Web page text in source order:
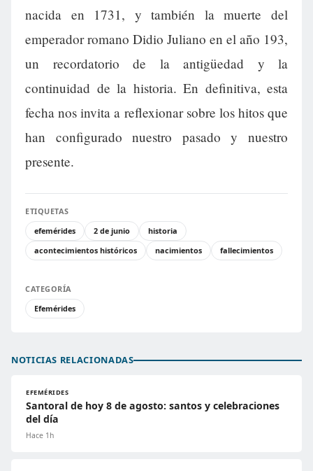
nacida en 1731, y también la muerte del
emperador romano Didio Juliano en el año 193,
un recordatorio de la antigüedad y la
continuidad de la historia. En definitiva, esta
fecha nos invita a reflexionar sobre los hitos que
han configurado nuestro pasado y nuestro
presente.
ETIQUETAS
efemérides
2 de junio
historia
acontecimientos históricos
nacimientos fallecimientos
CATEGORÍA
Efemérides
NOTICIAS RELACIONADAS
EFEMÉRIDES
Santoral de hoy 8 de agosto: santos y celebraciones
del día
Hace 1h